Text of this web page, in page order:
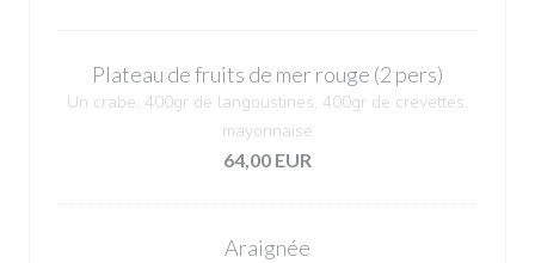
Plateau de fruits de mer rouge (2 pers)
Un crabe, 400gr de langoustines, 400gr de crevettes,
mayonnaise
64,00 EUR
Araignée